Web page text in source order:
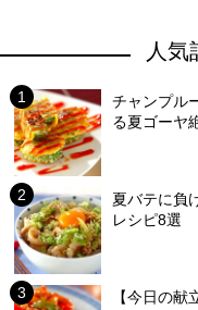
人気
チャンプル
る夏ゴーヤ
夏バテに負
レシピ8選
【今日の献